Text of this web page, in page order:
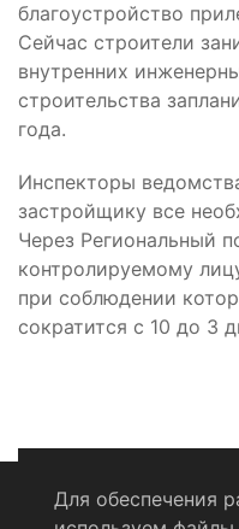
благоустройство
Сейчас строители
внутренних
строительства
года.
Инспекторы
застройщику все
Через Региональный
контролируемому
при соблюдении
сократится с 10 до 3
Для обеспечения